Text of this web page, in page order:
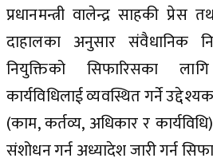
प्रधानमन्त्री वालेन्द्र साहकी प्रेस
दाहालका अनुसार संवैधानिक
नियुक्तिको सिफारिसका
कार्यविधिलाई व्यवस्थित गर्ने
(काम, कर्तव्य, अधिकार र
संशोधन गर्न अध्यादेश जारी गर्न